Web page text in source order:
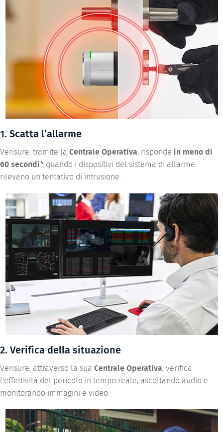
1. Scatta l’allarme
Verisure, tramite la Centrale Operativa, risponde in meno di
60 secondi 4 quando i dispositivi del sistema di allarme
rilevano un tentativo di intrusione.
2. Verifica della situazione
Verisure, attraverso la sua Centrale Operativa, verifica
l'effettività del pericolo in tempo reale, ascoltando audio e
monitorando immagini e video.